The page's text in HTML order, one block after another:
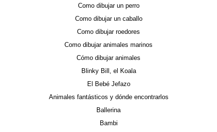
Como dibujar un perro
Como dibujar un caballo
Como dibujar roedores
Como dibujar animales marinos
Cómo dibujar animales
Blinky Bill, el Koala
El Bebé Jefazo
Animales fantásticos y dónde encontrarlos
Ballerina
Bambi